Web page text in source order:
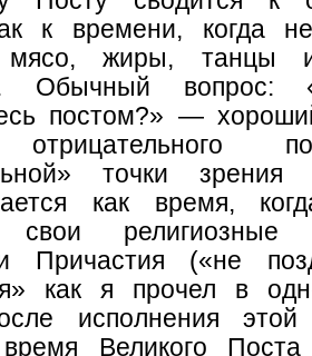
к времени, когда
мясо, жиры, танцы и
Обычный
постом?» —
отрицательного
точки
как время,
свои религиозные
Причастия («не
как я прочел в
исполнения этой
Великого Поста